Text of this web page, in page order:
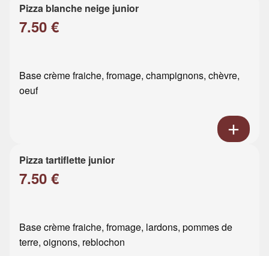
Pizza blanche neige junior
7.50 €
Base crème fraiche, fromage, champignons, chèvre,
oeuf
Pizza tartiflette junior
7.50 €
Base crème fraiche, fromage, lardons, pommes de
terre, oignons, reblochon